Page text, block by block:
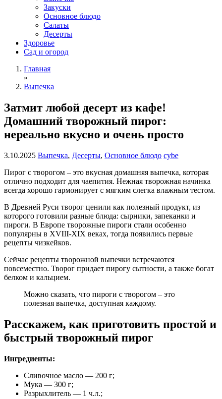
Закуски
Основное блюдо
Салаты
Десерты
Здоровье
Сад и огород
Главная
»
Выпечка
Затмит любой десерт из кафе!
Домашний творожный пирог:
нереально вкусно и очень просто
3.10.2025 Выпечка, Десерты, Основное блюдо cybe
Пирог с творогом – это вкусная домашняя выпечка, которая
отлично подходит для чаепития. Нежная творожная начинка
всегда хорошо гармонирует с мягким слегка влажным тестом.
В Древней Руси творог ценили как полезный продукт, из
которого готовили разные блюда: сырники, запеканки и
пироги. В Европе творожные пироги стали особенно
популярны в XVIII-XIX веках, тогда появились первые
рецепты чизкейков.
Сейчас рецепты творожной выпечки встречаются
повсеместно. Творог придает пирогу сытности, а также богат
белком и кальцием.
Можно сказать, что пироги с творогом – это
полезная выпечка, доступная каждому.
Расскажем, как приготовить простой и
быстрый творожный пирог
Ингредиенты:
Сливочное масло — 200 г;
Мука — 300 г;
Разрыхлитель — 1 ч.л.;